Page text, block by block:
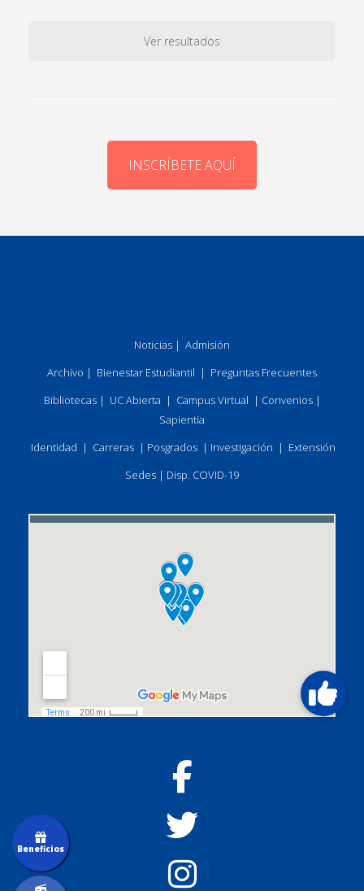
Ver resultados
INSCRÍBETE AQUÍ
Noticias | Admisión
Archivo | Bienestar Estudiantil | Preguntas Frecuentes
Bibliotecas| UC Abierta | Campus Virtual | Convenios|
Sapientia
Identidad | Carreras | Posgrados | Investigación | Extensión
Sedes | Disp. COVID-19
Beneficios